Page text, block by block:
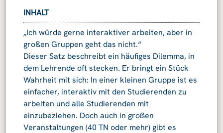
INHALT
„Ich würde gerne interaktiver arbeiten, aber in
großen Gruppen geht das nicht.“
Dieser Satz beschreibt ein häufiges Dilemma, in
dem Lehrende oft stecken. Er bringt ein Stück
Wahrheit mit sich: In einer kleinen Gruppe ist es
einfacher, interaktiv mit den Studierenden zu
arbeiten und alle Studierenden mit
einzubeziehen. Doch auch in großen
Veranstaltungen (40 TN oder mehr) gibt es